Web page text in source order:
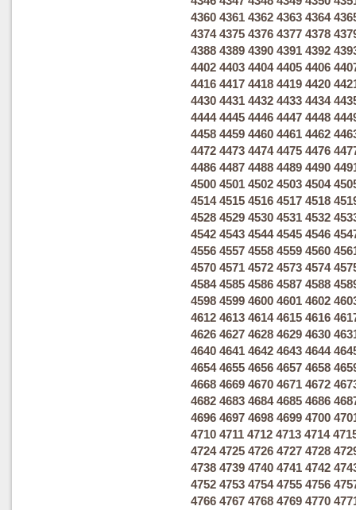
4360 4361 4362 4363 4364
4374 4375 4376 4377 4378
4388 4389 4390 4391 4392
4402 4403 4404 4405 4406
4416 4417 4418 4419 4420
4430 4431 4432 4433 4434
4444 4445 4446 4447 4448
4458 4459 4460 4461 4462
4472 4473 4474 4475 4476
4486 4487 4488 4489 4490
4500 4501 4502 4503 4504
4514 4515 4516 4517 4518
4528 4529 4530 4531 4532
4542 4543 4544 4545 4546
4556 4557 4558 4559 4560
4570 4571 4572 4573 4574
4584 4585 4586 4587 4588
4598 4599 4600 4601 4602
4612 4613 4614 4615 4616
4626 4627 4628 4629 4630
4640 4641 4642 4643 4644
4654 4655 4656 4657 4658
4668 4669 4670 4671 4672
4682 4683 4684 4685 4686
4696 4697 4698 4699 4700
4710 4711 4712 4713 4714
4724 4725 4726 4727 4728
4738 4739 4740 4741 4742
4752 4753 4754 4755 4756
4766 4767 4768 4769 4770